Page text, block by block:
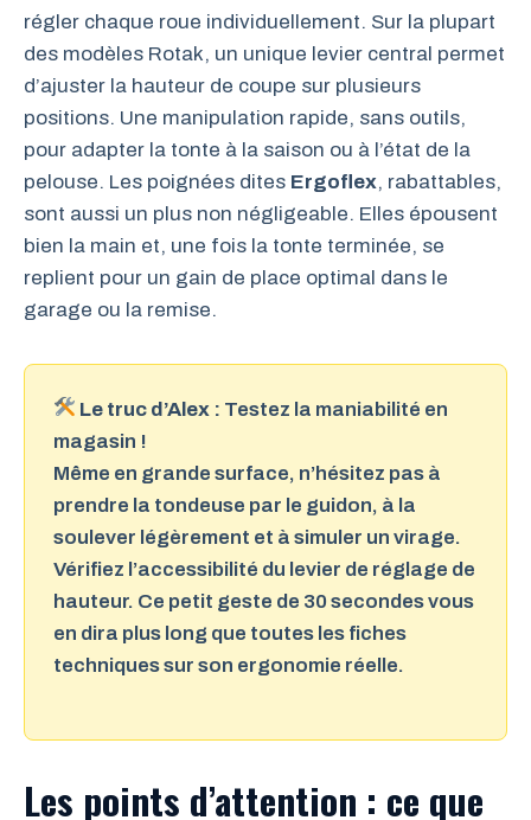
régler chaque roue individuellement. Sur la plupart
des modèles Rotak, un unique levier central permet
d’ajuster la hauteur de coupe sur plusieurs
positions. Une manipulation rapide, sans outils,
pour adapter la tonte à la saison ou à l’état de la
pelouse. Les poignées dites Ergoflex, rabattables,
sont aussi un plus non négligeable. Elles épousent
bien la main et, une fois la tonte terminée, se
replient pour un gain de place optimal dans le
garage ou la remise.
Le truc d’Alex : Testez la maniabilité en
magasin !
Même en grande surface, n’hésitez pas à
prendre la tondeuse par le guidon, à la
soulever légèrement et à simuler un virage.
Vérifiez l’accessibilité du levier de réglage de
hauteur. Ce petit geste de 30 secondes vous
en dira plus long que toutes les fiches
techniques sur son ergonomie réelle.
Les points d’attention : ce que